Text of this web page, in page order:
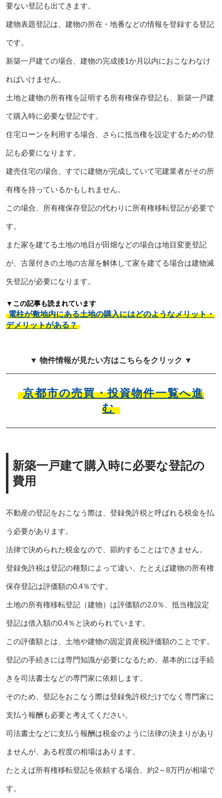
要ない登記も出てきます。
建物表題登記は、建物の所在・地番などの情報を登録する登記
です。
新築一戸建ての場合、建物の完成後1か月以内におこなわなけ
ればいけません。
土地と建物の所有権を証明する所有権保存登記も、新築一戸建
て購入時に必要な登記です。
住宅ローンを利用する場合、さらに抵当権を設定するための登
記も必要になります。
建売住宅の場合、すでに建物が完成していて宅建業者がその所
有権を持っているかもしれません。
この場合、所有権保存登記の代わりに所有権移転登記が必要で
す。
また家を建てる土地の地目が田畑などの場合は地目変更登記
が、古屋付きの土地の古屋を解体して家を建てる場合は建物滅
失登記が必要になります。
▼この記事も読まれています
電柱が敷地内にある土地の購入にはどのようなメリット・
デメリットがある？
▼ 物件情報が見たい方はこちらをクリック ▼
京都市の売買・投資物件一覧へ進
む
新築一戸建て購入時に必要な登記の
費用
不動産の登記をおこなう際は、登録免許税と呼ばれる税金を払
う必要があります。
法律で決められた税金なので、節約することはできません。
登録免許税は登記の種類によって違い、たとえば建物の所有権
保存登記は評価額の0.4％です。
土地の所有権移転登記（建物）は評価額の2.0％、抵当権設定
登記は借入額の0.4％と決められています。
この評価額とは、土地や建物の固定資産税評価額のことです。
登記の手続きには専門知識が必要になるため、基本的には手続
きを司法書士などの専門家に依頼します。
そのため、登記をおこなう際は登録免許税だけでなく専門家に
支払う報酬も必要と考えてください。
司法書士などに支払う報酬は税金のように法律の決まりがあり
ませんが、ある程度の相場はあります。
たとえば所有権移転登記を依頼する場合、約2～8万円が相場で
す。